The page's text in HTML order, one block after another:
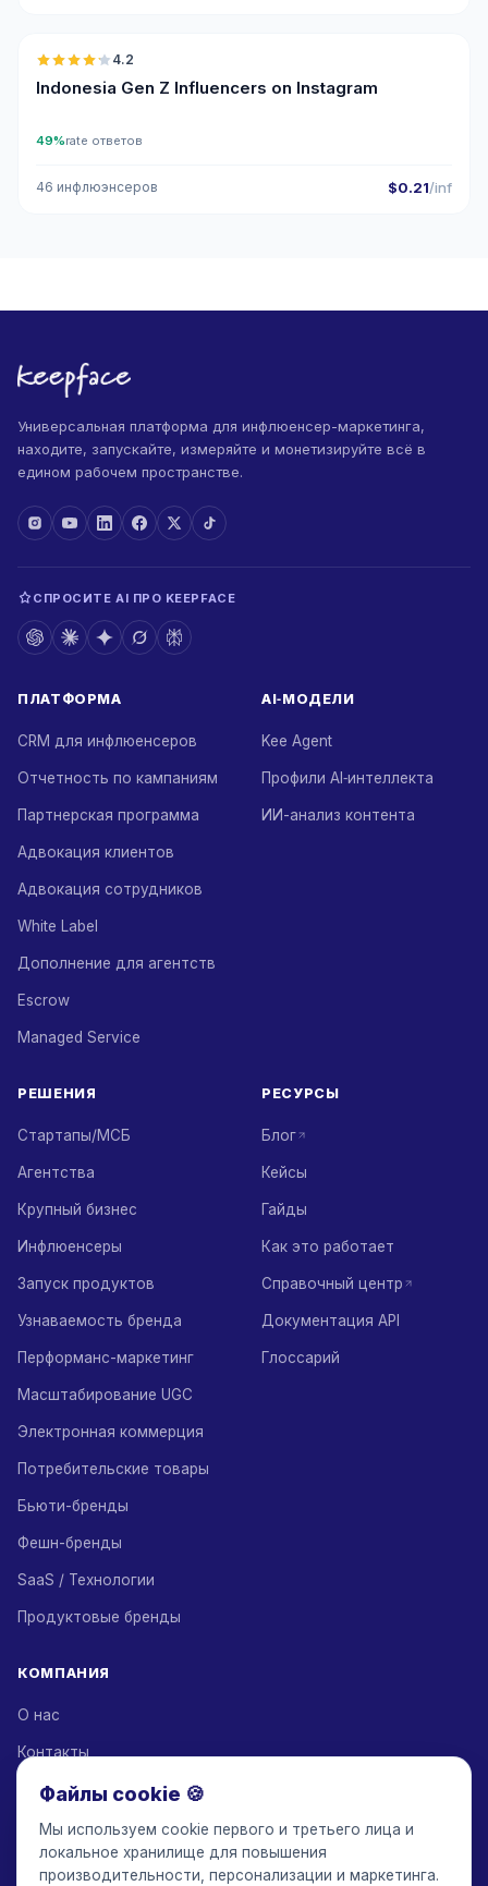
4.2
Indonesia Gen Z Influencers on Instagram
49%rate ответов
46 инфлюэнсеров $0.21/inf
Универсальная платформа для инфлюенсер-маркетинга,
находите, запускайте, измеряйте и монетизируйте всё в
едином рабочем пространстве.
СПРОСИТЕ AI ПРО KEEPFACE
ПЛАТФОРМА
CRM для инфлюенсеров
Отчетность по кампаниям
Партнерская программа
Адвокация клиентов
Адвокация сотрудников
White Label
Дополнение для агентств
Escrow
Managed Service
AI‑МОДЕЛИ
Kee Agent
Профили AI‑интеллекта
ИИ-анализ контента
РЕШЕНИЯ
Стартапы/МСБ
Агентства
Крупный бизнес
Инфлюенсеры
Запуск продуктов
Узнаваемость бренда
Перформанс-маркетинг
Масштабирование UGC
Электронная коммерция
Потребительские товары
Бьюти-бренды
Фешн-бренды
SaaS / Технологии
Продуктовые бренды
РЕСУРСЫ
Блог
Кейсы
Гайды
Как это работает
Справочный центр
Документация API
Глоссарий
КОМПАНИЯ
О нас
Контакты
Партнеры по решениям
Партнерская программа
Тарифы
Файлы cookie 🍪
Мы используем cookie первого и третьего лица и
локальное хранилище для повышения
производительности, персонализации и маркетинга.